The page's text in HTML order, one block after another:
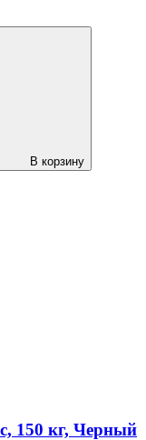
В корзину
150 кг, Черный